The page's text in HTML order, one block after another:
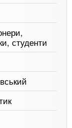
студенти